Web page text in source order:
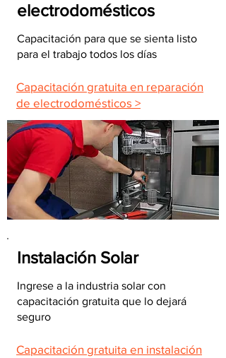
electrodomésticos
Capacitación para que se sienta listo
para el trabajo todos los días
Capacitación gratuita en reparación
de electrodomésticos >
Instalación Solar
Ingrese a la industria solar con
capacitación gratuita que lo dejará
seguro
Capacitación gratuita en instalación